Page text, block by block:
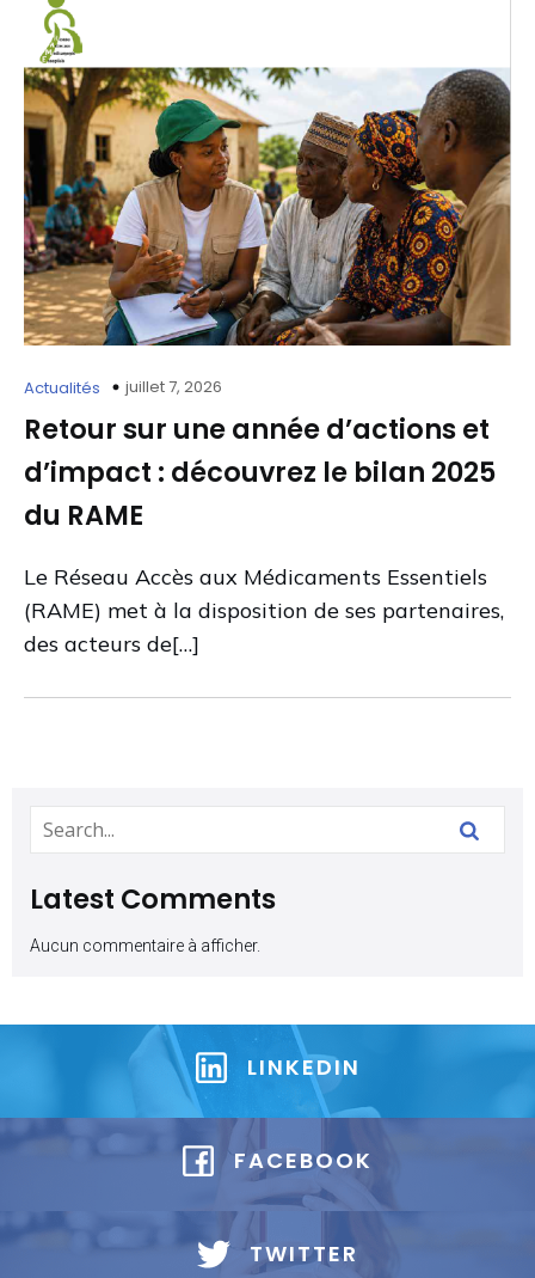
Actualités juillet 7, 2026
Retour sur une année d’actions et
d’impact : découvrez le bilan 2025
du RAME
Le Réseau Accès aux Médicaments Essentiels
(RAME) met à la disposition de ses partenaires,
des acteurs de[…]
Latest Comments
Aucun commentaire à afficher.
LINKEDIN
FACEBOOK
TWITTER